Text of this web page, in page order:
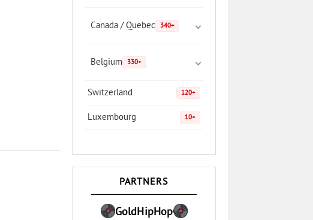
Canada / Quebec 340+
Belgium 330+
Switzerland 120+
Luxembourg 10+
PARTNERS
GoldHipHop